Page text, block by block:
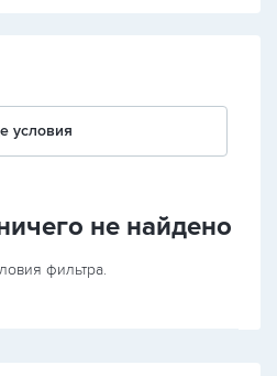
условия
не найдено
фильтра.